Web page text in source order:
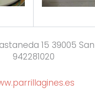
15 39005
942281020